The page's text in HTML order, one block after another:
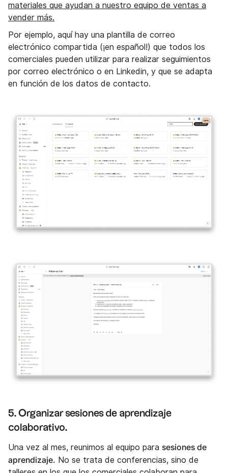
materiales que ayudan a nuestro equipo de ventas a
vender más.
Por ejemplo, aquí hay una plantilla de correo
electrónico compartida (¡en español!) que todos los
comerciales pueden utilizar para realizar seguimientos
por correo electrónico o en Linkedin, y que se adapta
en función de los datos de contacto.
5. Organizar sesiones de aprendizaje
colaborativo.
Una vez al mes, reunimos al equipo para sesiones de
aprendizaje. No se trata de conferencias, sino de